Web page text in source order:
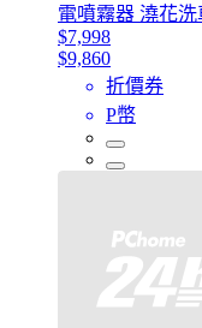
電噴霧器 澆花
$7,998
$9,860
折價券
P幣